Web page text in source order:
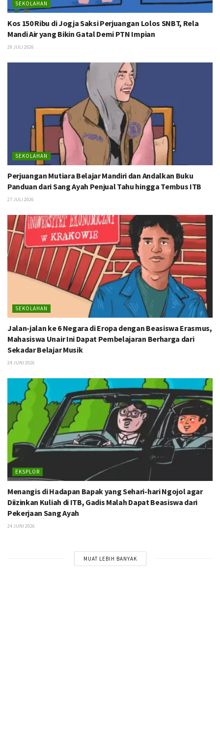
SEKOLAHAN
Kos 150 Ribu di Jogja Saksi Perjuangan Lolos SNBT, Rela
Mandi Air yang Bikin Gatal Demi PTN Impian
29 JULI 2026
SEKOLAHAN
Perjuangan Mutiara Belajar Mandiri dan Andalkan Buku
Panduan dari Sang Ayah Penjual Tahu hingga Tembus ITB
27 JULI 2026
SEKOLAHAN
Jalan-jalan ke 6 Negara di Eropa dengan Beasiswa Erasmus,
Mahasiswa Unair Ini Dapat Pembelajaran Berharga dari
Sekadar Belajar Musik
24 JUNI 2026
EKSPLOR
Menangis di Hadapan Bapak yang Sehari-hari Ngojol agar
Diizinkan Kuliah di ITB, Gadis Malah Dapat Beasiswa dari
Pekerjaan Sang Ayah
24 JUNI 2026
MUAT LEBIH BANYAK